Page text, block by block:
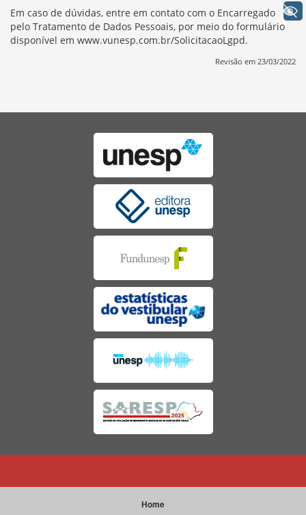
Em caso de dúvidas, entre em contato com o Encarregado
pelo Tratamento de Dados Pessoais, por meio do formulário
disponível em www.vunesp.com.br/SolicitacaoLgpd.
Revisão em 23/03/2022
Home
+ Acessibilidade